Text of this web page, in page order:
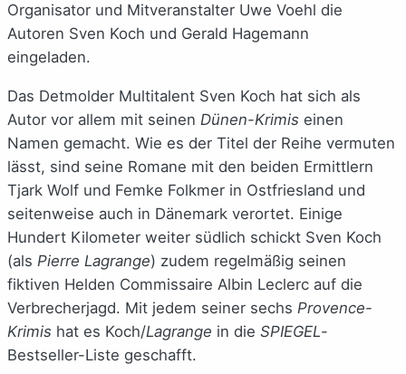
Organisator und Mitveranstalter Uwe Voehl die
Autoren Sven Koch und Gerald Hagemann
eingeladen.
Das Detmolder Multitalent Sven Koch hat sich als
Autor vor allem mit seinen Dünen-Krimis einen
Namen gemacht. Wie es der Titel der Reihe vermuten
lässt, sind seine Romane mit den beiden Ermittlern
Tjark Wolf und Femke Folkmer in Ostfriesland und
seitenweise auch in Dänemark verortet. Einige
Hundert Kilometer weiter südlich schickt Sven Koch
(als Pierre Lagrange) zudem regelmäßig seinen
fiktiven Helden Commissaire Albin Leclerc auf die
Verbrecherjagd. Mit jedem seiner sechs Provence-
Krimis hat es Koch/Lagrange in die SPIEGEL-
Bestseller-Liste geschafft.